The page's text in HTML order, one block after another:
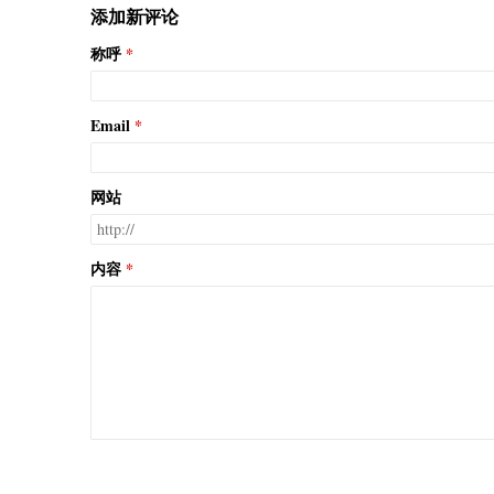
添加新评论
称呼
Email
网站
内容